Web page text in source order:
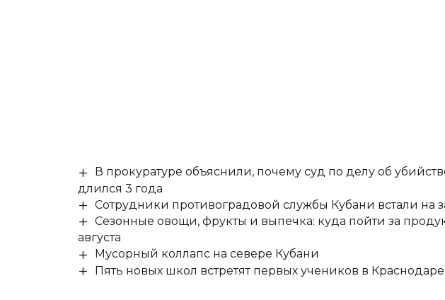
В прокуратуре объяснили, почему суд по делу об
длился 3 года
Сотрудники противоградовой службы Кубани встали на
Сезонные овощи, фрукты и выпечка: куда пойти за
августа
Мусорный коллапс на севере Кубани
Пять новых школ встретят первых учеников в Краснодаре